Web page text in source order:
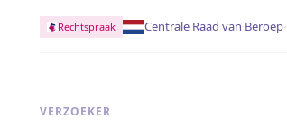
Rechtspraak Centrale Raad van Beroep·
VERZOEKER